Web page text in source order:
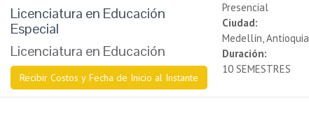
Licenciatura en Educación
Especial
Licenciatura en Educación
Recibir Costos y Fecha de Inicio al Instante
Presencial
Ciudad:
Medellín, Antioquia
Duración:
10 SEMESTRES